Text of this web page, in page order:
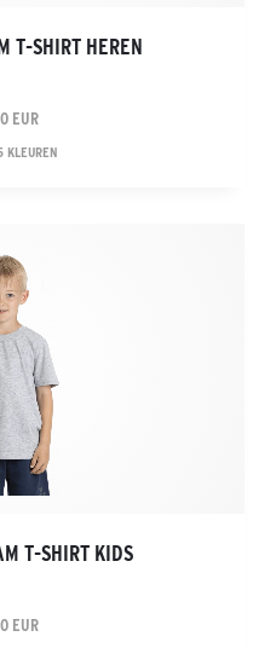
T-SHIRT HEREN
EUR
KLEUREN
T-SHIRT KIDS
EUR